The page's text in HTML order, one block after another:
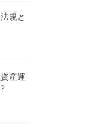
規と
産運